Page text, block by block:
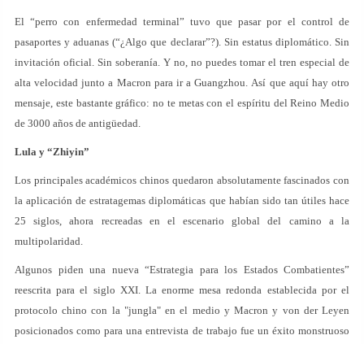
El “perro con enfermedad terminal” tuvo que pasar por el control de
pasaportes y aduanas (“¿Algo que declarar”?). Sin estatus diplomático. Sin
invitación oficial. Sin soberanía. Y no, no puedes tomar el tren especial de
alta velocidad junto a Macron para ir a Guangzhou. Así que aquí hay otro
mensaje, este bastante gráfico: no te metas con el espíritu del Reino Medio
de 3000 años de antigüedad.
Lula y “Zhiyin”
Los principales académicos chinos quedaron absolutamente fascinados con
la aplicación de estratagemas diplomáticas que habían sido tan útiles hace
25 siglos, ahora recreadas en el escenario global del camino a la
multipolaridad.
Algunos piden una nueva “Estrategia para los Estados Combatientes”
reescrita para el siglo XXI. La enorme mesa redonda establecida por el
protocolo chino con la "jungla" en el medio y Macron y von der Leyen
posicionados como para una entrevista de trabajo fue un éxito monstruoso